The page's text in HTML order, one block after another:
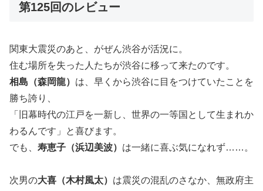
第125回のレビュー
関東大震災のあと、がぜん渋谷が活況に。
住む場所を失った人たちが渋谷に移って来たのです。
相島（森岡龍） は、早くから渋谷に目をつけていたことを
勝ち誇り、
「旧幕時代の江戸を一新し、世界の一等国として生まれか
わるんです」と喜びます。
でも、 寿恵子（浜辺美波） は一緒に喜ぶ気になれず……。
次男の大喜（木村風太） は震災の混乱のさなか、無政府主